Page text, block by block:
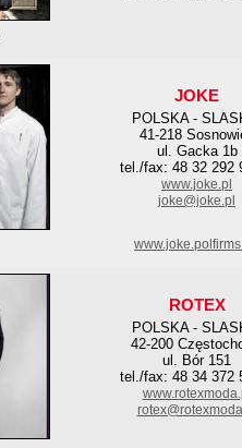
JOKE
POLSKA -
41-218
ul. Gacka 1b
tel./fax: 48 32 292
www.joke.pl
joke@joke.pl
ROTEX
POLSKA -
42-200
ul. Bór 151
tel./fax: 48 34 372